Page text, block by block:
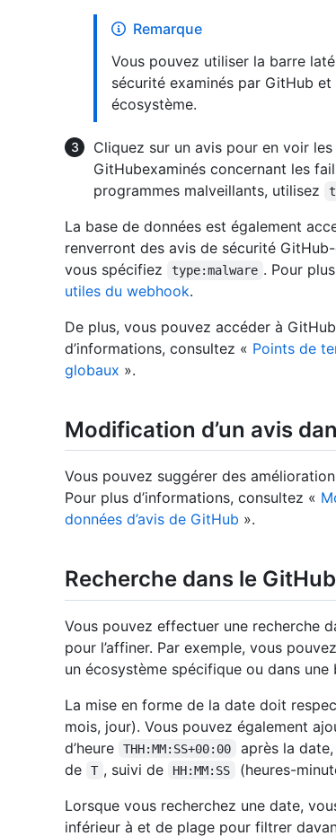
Remarque
Vous pouvez utiliser la barre
sécurité examinés par GitHub
écosystème.
Cliquez sur un avis pour en voir
GitHubexaminés concernant les
programmes malveillants, utilisez
La base de données est également
renverront des avis de sécurité
vous spécifiez
type:malware . Pour
utiles du webhook.
De plus, vous pouvez accéder à GitHub
d’informations, consultez « Points de
globaux ».
Modification d’un avis
Vous pouvez suggérer des
Pour plus d’informations, consultez «
données d’avis de GitHub ».
Recherche dans le
Vous pouvez effectuer une recherche
pour l’affiner. Par exemple, vous
un écosystème spécifique ou dans
La mise en forme de la date doit
mois, jour). Vous pouvez également
d’heure
THH:MM:SS+00:00
après la
de
T , suivi de HH:MM:SS (heures-
Lorsque vous recherchez une date,
inférieur à et de plage pour filtrer